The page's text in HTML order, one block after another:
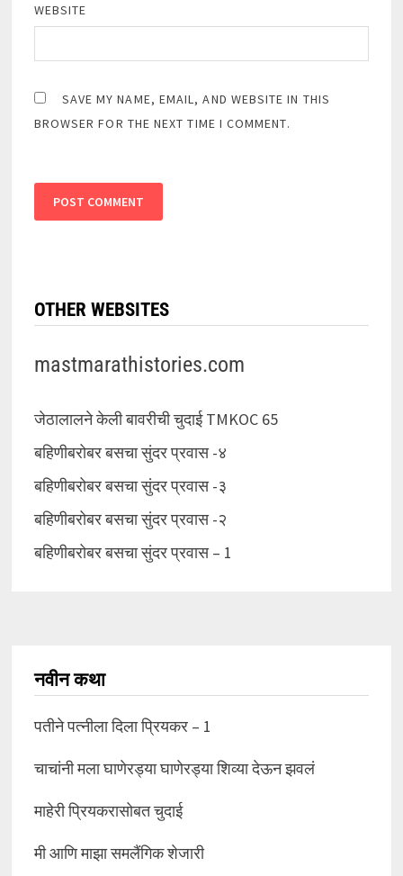
WEBSITE
SAVE MY NAME, EMAIL, AND WEBSITE IN THIS
BROWSER FOR THE NEXT TIME I COMMENT.
OTHER WEBSITES
mastmarathistories.com
जेठालालने केली बावरीची चुदाई TMKOC 65
बहिणीबरोबर बसचा सुंदर प्रवास -४
बहिणीबरोबर बसचा सुंदर प्रवास -३
बहिणीबरोबर बसचा सुंदर प्रवास -२
बहिणीबरोबर बसचा सुंदर प्रवास – 1
नवीन कथा
पतीने पत्नीला दिला प्रियकर – 1
चाचांनी मला घाणेरड्या घाणेरड्या शिव्या देऊन झवलं
माहेरी प्रियकरासोबत चुदाई
मी आणि माझा समलैंगिक शेजारी